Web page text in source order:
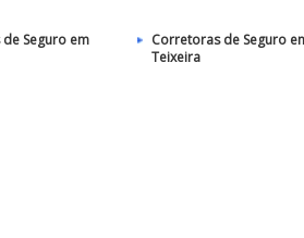
Seguro em
Corretoras de Seguro
Teixeira